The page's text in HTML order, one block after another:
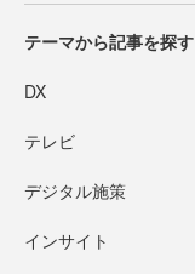
テーマから記事を探す
DX
テレビ
デジタル施策
インサイト